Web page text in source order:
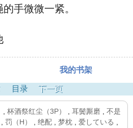
手微微一紧。
我的书架
目录 下一页
杯酒祭红尘（3P） 耳鬓厮磨
不是
罚（H） 绝配 梦枕 爱している